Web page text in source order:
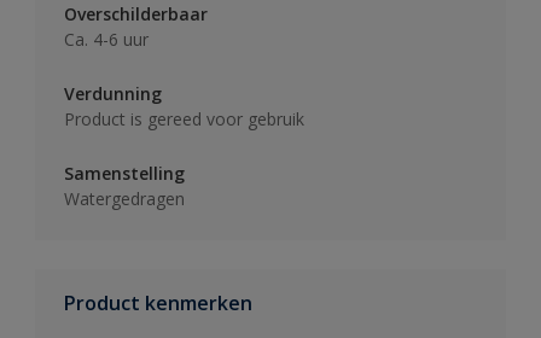
Overschilderbaar
Ca. 4-6 uur
Verdunning
Product is gereed voor gebruik
Samenstelling
Watergedragen
Product kenmerken